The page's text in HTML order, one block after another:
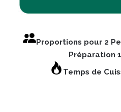
Proportions pour 2
Préparation
Temps de